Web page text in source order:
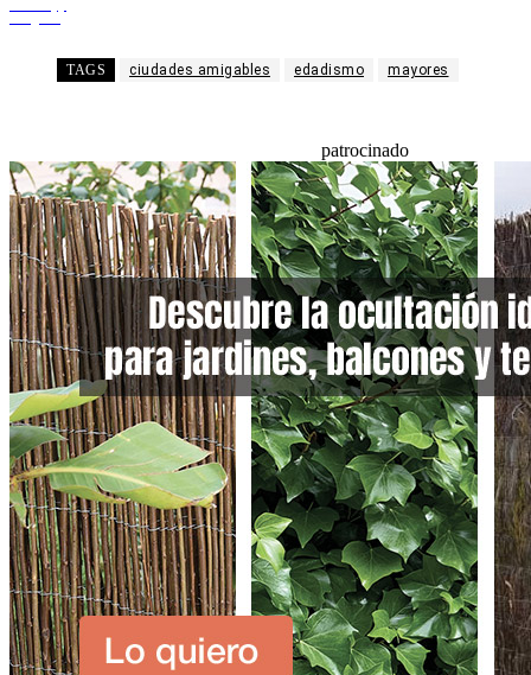
TAGS ciudades amigables edadismo mayores
patrocinado